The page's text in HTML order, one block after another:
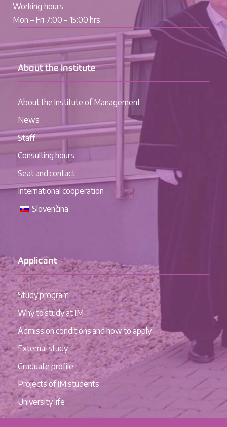
Working hours
Mon – Fri 7:00 – 15:00 hrs.
About the Institute
About the Institute of Management
News
Staff
Consulting hours
Seat and contact
International cooperation
Slovenčina
Applicant
Study program
Why to study at IM
Admission conditions and how to apply
External study
Graduate profile
Projects of IM students
University life